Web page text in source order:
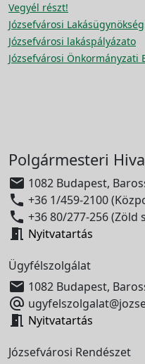
Vegyél részt!
Józsefvárosi Lakásügynökség
Józsefvárosi lakáspályázato
Józsefvárosi Önkormányzati
Polgármesteri
 1082 Budapest,
 +36 1/459-2100
 +36 80/277-256 (Zöld
 Nyitvatartás
Ügyfélszolgálat
 1082 Budapest,

 Nyitvatartás
Józsefvárosi Rendészet